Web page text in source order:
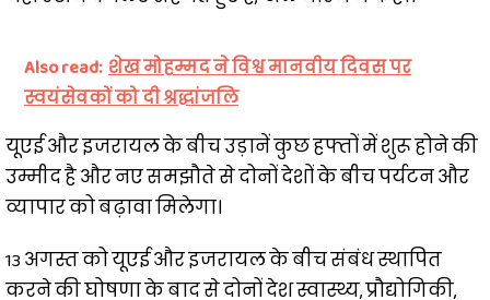
Also read: शेख मोहम्मद ने विश्व मानवीय दिवस पर
स्वयंसेवकों को दी श्रद्धांजलि
यूएई और इजरायल के बीच उड़ानें कुछ हफ्तों में शुरू होने की
उम्मीद है और नए समझौते से दोनों देशों के बीच पर्यटन और
व्यापार को बढ़ावा मिलेगा।
13 अगस्त को यूएई और इजरायल के बीच संबंध स्थापित
करने की घोषणा के बाद से दोनों देश स्वास्थ्य, प्रौद्योगिकी,